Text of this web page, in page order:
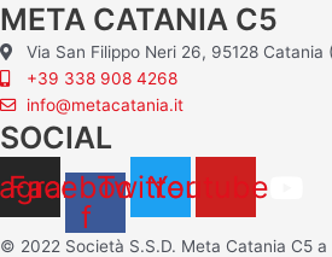
META CATANIA C5
Via San Filippo Neri 26, 95128 Catania
+39 338 908 4268
info@metacatania.it
SOCIAL
Facebook-
f
TwitterYoutube
© 2022 Società S.S.D. Meta Catania C5 a